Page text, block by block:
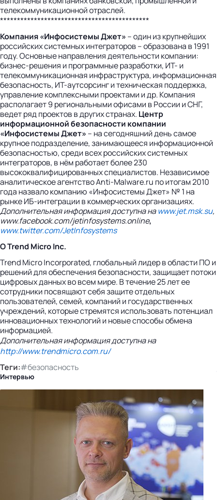
телекоммуникационной отраслей.
********************************************
Компания «Инфосистемы Джет» – один из крупнейших
российских системных интеграторов – образована в 1991
году. Основные направления деятельности компании:
бизнес-решения и программные разработки, ИТ- и
телекоммуникационная инфраструктура, информационная
безопасность, ИТ-аутсорсинг и техническая поддержка,
управление комплексными проектами и др. Компания
располагает 9 региональными офисами в России и СНГ,
ведет ряд проектов в других странах. Центр
информационной безопасности компании
«Инфосистемы Джет» – на сегодняшний день самое
крупное подразделение, занимающееся информационной
безопасностью, среди всех российских системных
интеграторов, в нём работает более 230
высококвалифицированных специалистов. Независимое
аналитическое агентство Anti-Malware.ru по итогам 2010
года назвало компанию «Инфосистемы Джет» № 1 на
рынке ИБ-интеграции в коммерческих организациях.
Дополнительная информация доступна наwww.jet.msk.su,
www.facebook.com/jetinfosystems.online,
www.twitter.com/JetInfosystems
О Trend Micro Inc.
Trend Micro Incorporated, глобальный лидер в области ПО и
решений для обеспечения безопасности, защищает потоки
цифровых данных во всем мире. В течение 25 лет ее
сотрудники посвящают себя защите отдельных
пользователей, семей, компаний и государственных
учреждений, которые стремятся использовать потенциал
инновационных технологий и новые способы обмена
информацией.
Дополнительная информация доступна на
http://www.trendmicro.com.ru/
Теги:#безопасность
Интервью